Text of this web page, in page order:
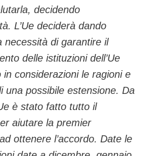
decidendo
L’Ue deciderà dando
necessità di garantire il
delle istituzioni dell’Ue
in considerazioni le ragioni e
una possibile estensione. Da
è stato fatto tutto il
aiutare la premier
ottenere l’accordo. Date le